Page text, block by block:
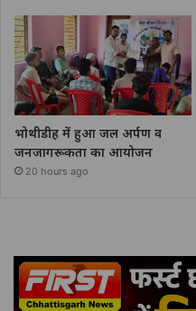
भोथीडीह में हुआ जल अर्पण व
जनजागरूकता का आयोजन
20 hours ago